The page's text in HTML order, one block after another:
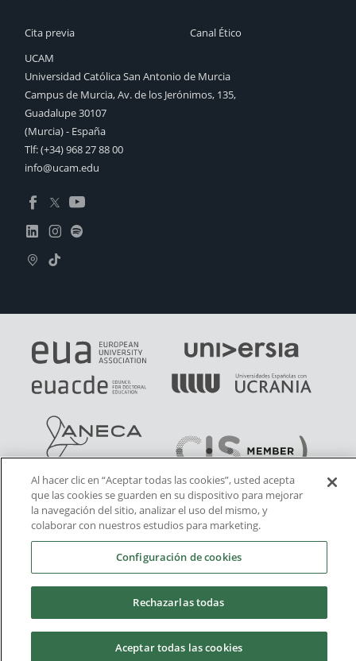
Cita previa
Canal Ético
UCAM
Universidad Católica San Antonio de Murcia
Campus de Murcia, Av. de los Jerónimos, 135,
Guadalupe 30107
(Murcia) - España
Tlf:(+34) 968 27 88 00
info@ucam.edu
Al hacer clic en “Aceptar todas las cookies”, usted acepta
que las cookies se guarden en su dispositivo para mejorar
la navegación del sitio, analizar el uso del mismo, y
colaborar con nuestros estudios para marketing.
Configuración de cookies
Rechazarlas todas
Aceptar todas las cookies